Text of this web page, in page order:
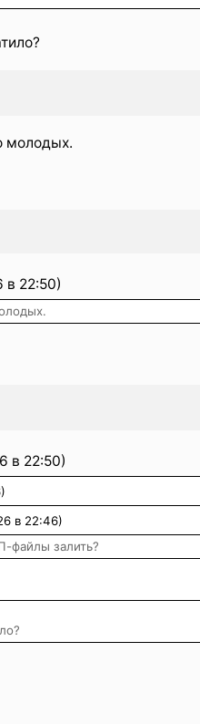
молодых.
в 22:50)
в 22:50)
в 22:46)
файлы залить?